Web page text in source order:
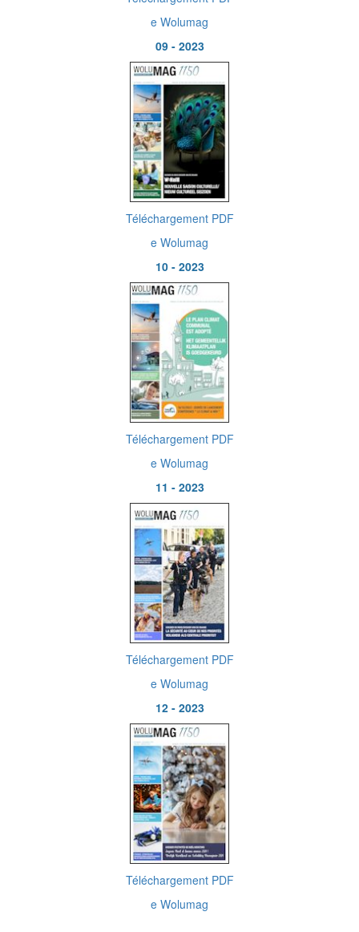
e Wolumag
09 - 2023
Téléchargement PDF
e Wolumag
10 - 2023
Téléchargement PDF
e Wolumag
11 - 2023
Téléchargement PDF
e Wolumag
12 - 2023
Téléchargement PDF
e Wolumag